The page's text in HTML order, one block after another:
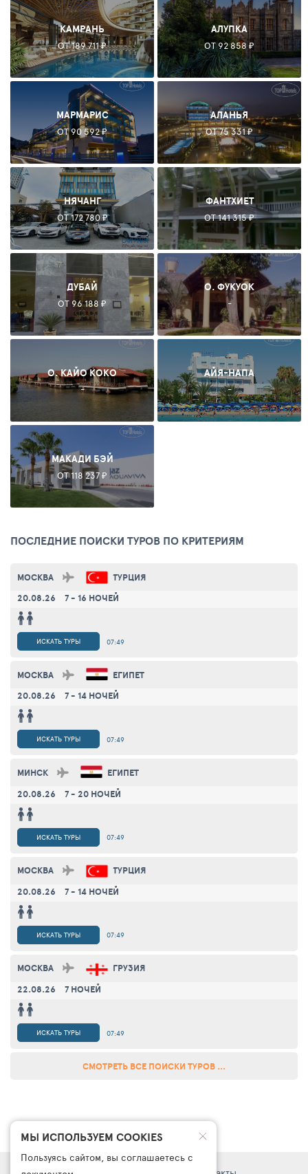
КАМРАНЬ
ОТ 189 711 ₽
АЛУПКА
ОТ 92 858 ₽
МАРМАРИС
ОТ 90 592 ₽
АЛАНЬЯ
ОТ 75 331 ₽
НЯЧАНГ
ОТ 172 780 ₽
ФАНТХИЕТ
ОТ 141 315 ₽
ДУБАЙ
ОТ 96 188 ₽
О. ФУКУОК
-
О. КАЙО КОКО
-
АЙЯ-НАПА
-
МАКАДИ БЭЙ
ОТ 118 237 ₽
ПОСЛЕДНИЕ ПОИСКИ ТУРОВ ПО КРИТЕРИЯМ
МОСКВА
ТУРЦИЯ
20.08.26
7 - 16 НОЧЕЙ
07:49
ИСКАТЬ ТУРЫ
МОСКВА
ЕГИПЕТ
20.08.26
7 - 14 НОЧЕЙ
07:49
ИСКАТЬ ТУРЫ
МИНСК
ЕГИПЕТ
20.08.26
7 - 20 НОЧЕЙ
07:49
ИСКАТЬ ТУРЫ
МОСКВА
ТУРЦИЯ
20.08.26
7 - 14 НОЧЕЙ
07:49
ИСКАТЬ ТУРЫ
МОСКВА
ГРУЗИЯ
22.08.26
7 НОЧЕЙ
07:49
ИСКАТЬ ТУРЫ
СМОТРЕТЬ ВСЕ ПОИСКИ ТУРОВ ...
МЫ ИСПОЛЬЗУЕМ COOKIES
Пользуясь сайтом, вы соглашаетесь с